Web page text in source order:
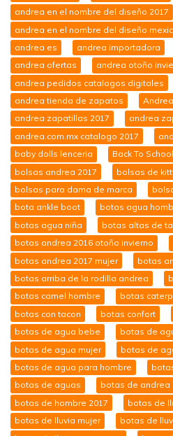
andrea en el nombre del diseño 2017
andrea en el nombre del diseño
andrea es
andrea importadora
andrea ofertas
andrea otoño
andrea pedidos catalogos digitales
andrea tienda de zapatos
andrea zapatillas 2017
andrea
andrea.com.mx catalogo 2017
baby dolls lenceria
Back To School
bolsas andrea 2017
bolsas de
bolsas para dama de marca
bota ankle boot
botas agua
botas agua niña
botas altas de
botas andrea 2016 otoño invierno
botas andrea 2017 mujer
botas
botas arriba de la rodilla andrea
botas camel hombre
botas
botas con tacon
botas confort
botas de agua bebe
botas de
botas de agua mujer
botas de
botas de agua para hombre
botas de aguas
botas de andrea
botas de hombre 2017
botas de
botas de lluvia mujer
botas de